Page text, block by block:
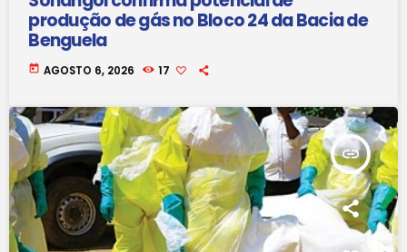
produção de gás no Bloco 24 da Bacia de
Benguela
today AGOSTO 6, 2026 17
insert_link